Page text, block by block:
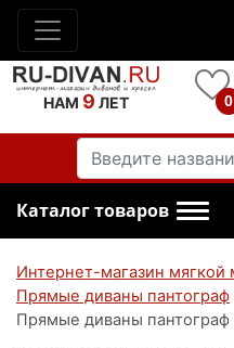
НАМ 9 ЛЕТ 0
Каталог товаров
Интернет-магазин мягкой
Прямые диваны пантограф
Прямые диваны